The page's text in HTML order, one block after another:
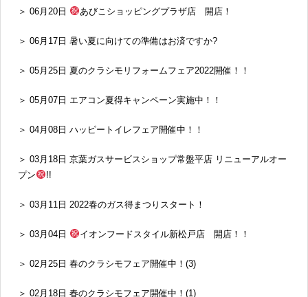
＞ 06月20日 あびこショッピングプラザ店 開店！
＞ 06月17日 暑い夏に向けての準備はお済ですか?
＞ 05月25日 夏のクラシモリフォームフェア2022開催！！
＞ 05月07日 エアコン夏得キャンペーン実施中！！
＞ 04月08日 ハッピートイレフェア開催中！！
＞ 03月18日 京葉ガスサービスショップ常盤平店 リニューアルオー
プン
!!
＞ 03月11日 2022春のガス得まつりスタート！
＞ 03月04日 イオンフードスタイル新松戸店 開店！！
＞ 02月25日 春のクラシモフェア開催中！(3)
＞ 02月18日 春のクラシモフェア開催中！(1)